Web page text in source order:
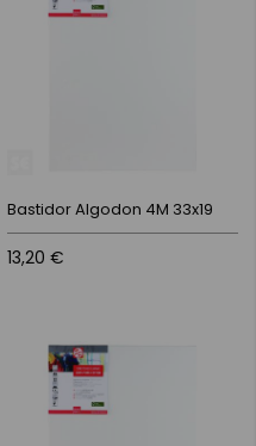
Bastidor Algodon 4M 33x19
13,20 €